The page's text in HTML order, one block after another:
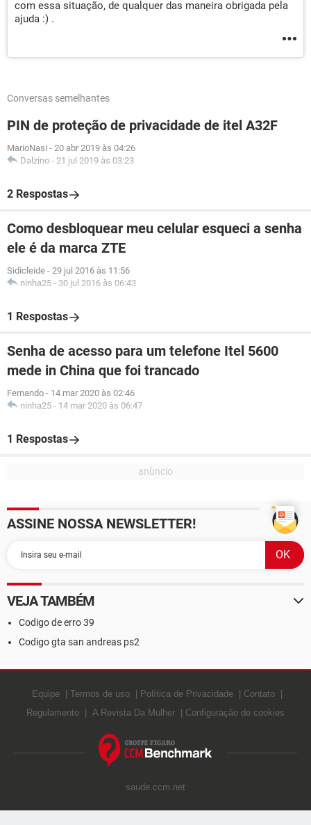
com essa situação, de qualquer das maneira obrigada pela
ajuda :) .
Conversas semelhantes
PIN de proteção de privacidade de itel A32F
MarioNasi - 20 abr 2019 às 04:26
Dalzino - 21 jul 2019 às 03:23
2 Respostas
Como desbloquear meu celular esqueci a senha
ele é da marca ZTE
Sidicleide - 29 jul 2016 às 11:56
ninha25 - 30 jul 2016 às 06:43
1 Respostas
Senha de acesso para um telefone Itel 5600
mede in China que foi trancado
Fernando - 14 mar 2020 às 02:46
ninha25 - 14 mar 2020 às 06:47
1 Respostas
ASSINE NOSSA NEWSLETTER!
VEJA TAMBÉM
Codigo de erro 39
Codigo gta san andreas ps2
Equipe Termos de uso Política de Privacidade
Contato
Regulamento
A Revista Da Mulher Configuração de cookies
saude.ccm.net